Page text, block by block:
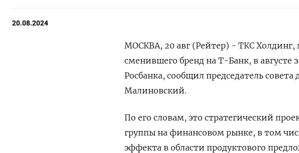
20.08.2024
МОСКВА, 20 авг (Рейтер) - ТКС
сменившего бренд на Т-Банк, в августе
Росбанка, сообщил председатель
Малиновский.
По его словам, это стратегический
группы на финансовом рынке, в том
эффекта в области продуктового